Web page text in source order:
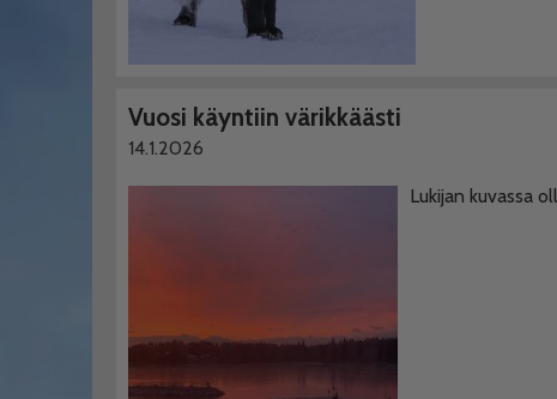
Vuosi käyntiin värikkäästi
14.1.2026
Lukijan kuvassa